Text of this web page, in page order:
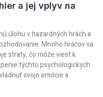
a jej vplyv na
úlohu v hazardných hrách a
Mnoho hráčov sa
straty, čo môže viesť k
týchto psychologických
svoje emócie a